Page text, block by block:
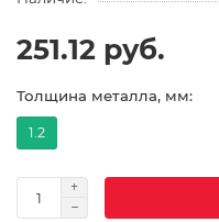
251.12 руб.
Толщина металла, мм:
1.2